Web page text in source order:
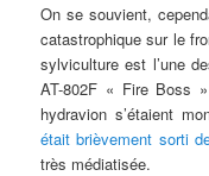
On se souvient,
catastrophique sur le
sylviculture est l’une
AT-802F « Fire Boss
hydravion s’étaient
était brièvement sorti
très médiatisée.